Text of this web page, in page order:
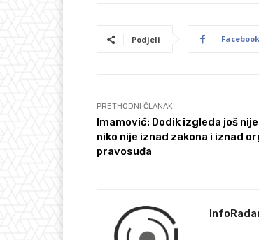
Podjeli Facebook
PRETHODNI ČLANAK
Imamović: Dodik izgleda još
niko nije iznad zakona i iznad
pravosuđa